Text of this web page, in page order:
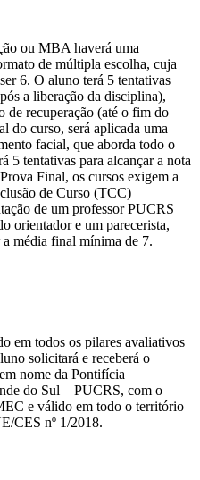
ou MBA haverá uma
de múltipla escolha, cuja
6. O aluno terá 5 tentativas
a liberação da disciplina),
de recuperação (até o fim do
do curso, será aplicada uma
facial, que aborda todo o
5 tentativas para alcançar a nota
Final, os cursos exigem a
de Curso (TCC)
de um professor PUCRS
orientador e um parecerista,
a média final mínima de 7.
em todos os pilares avaliativos
solicitará e receberá o
nome da Pontifícia
do Sul – PUCRS, com o
e válido em todo o território
CES nº 1/2018.